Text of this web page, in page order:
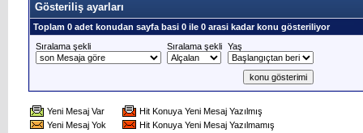
Gösteriliş ayarları
Toplam 0 adet konudan sayfa basi 0 ile 0 arasi kadar konu gösteriliyor
Sıralama şekli
Sıralama şekli Yaş
Yeni Mesaj Var
Hit Konuya Yeni Mesaj Yazılmış
Yeni Mesaj Yok
Hit Konuya Yeni Mesaj Yazılmamış